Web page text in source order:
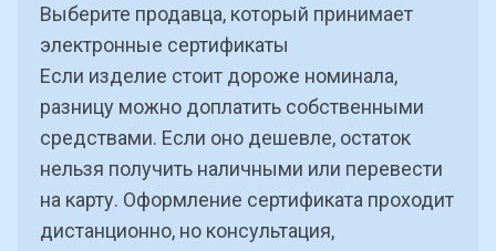
Выберите продавца, который принимает
электронные сертификаты
Если изделие стоит дороже номинала,
разницу можно доплатить собственными
средствами. Если оно дешевле, остаток
нельзя получить наличными или перевести
на карту. Оформление сертификата проходит
дистанционно, но консультация,